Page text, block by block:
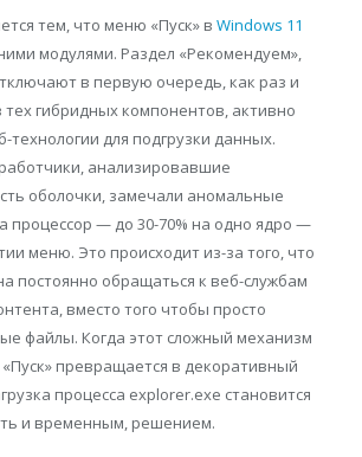
тем, что меню «Пуск» в Windows 11
модулями. Раздел «Рекомендуем»,
в первую очередь, как раз и
тех гибридных компонентов, активно
для подгрузки данных.
анализировавшие
оболочки, замечали аномальные
процессор — до 30-70% на одно ядро —
меню. Это происходит из-за того, что
постоянно обращаться к веб-службам
вместо того чтобы просто
файлы. Когда этот сложный механизм
превращается в декоративный
процесса explorer.exe становится
и временным, решением.